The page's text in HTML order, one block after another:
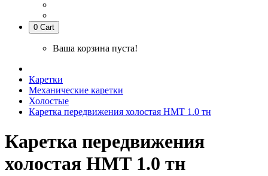
0 Cart
Ваша корзина пуста!
Каретки
Механические каретки
Холостые
Каретка передвижения холостая НМТ 1.0 тн
Каретка передвижения
холостая НМТ 1.0 тн